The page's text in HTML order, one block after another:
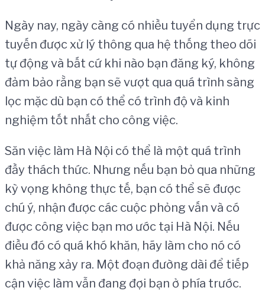
Ngày nay, ngày càng có nhiều tuyển dụng trực
tuyến được xử lý thông qua hệ thống theo dõi
tự động và bất cứ khi nào bạn đăng ký, không
đảm bảo rằng bạn sẽ vượt qua quá trình sàng
lọc mặc dù bạn có thể có trình độ và kinh
nghiệm tốt nhất cho công việc.
Săn việc làm Hà Nội có thể là một quá trình
đầy thách thức. Nhưng nếu bạn bỏ qua những
kỳ vọng không thực tế, bạn có thể sẽ được
chú ý, nhận được các cuộc phỏng vấn và có
được công việc bạn mơ ước tại Hà Nội. Nếu
điều đó có quá khó khăn, hãy làm cho nó có
khả năng xảy ra. Một đoạn đường dài để tiếp
cận việc làm vẫn đang đợi bạn ở phía trước.